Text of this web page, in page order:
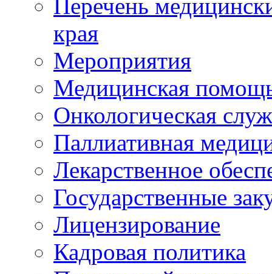
Перечень
края
Мероприятия
Медицинская
Онкологическая
Паллиативная
Лекарственное
Государственные
Лицензирование
Кадровая политика